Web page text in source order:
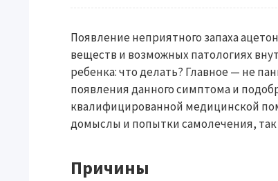
Появление неприятного запаха
веществ и возможных патологиях
ребенка: что делать? Главное — не
появления данного симптома и
квалифицированной медицинской
домыслы и попытки самолечения, так
Причины